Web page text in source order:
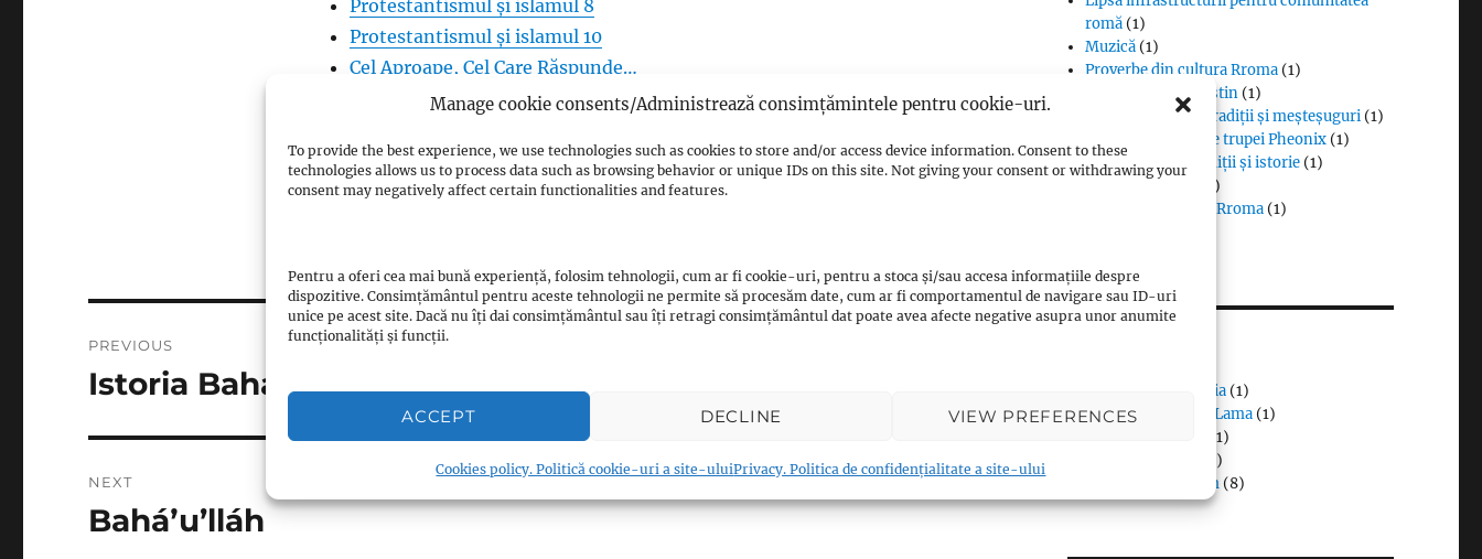
Manage cookie consents/Administrează consimțămintele pentru cookie-uri.
To provide the best experience, we use technologies such as cookies to store and/or access device information. Consent to these
technologies allows us to process data such as browsing behavior or unique IDs on this site. Not giving your consent or withdrawing your
consent may negatively affect certain functionalities and features.
Pentru a oferi cea mai bună experiență, folosim tehnologii, cum ar fi cookie-uri, pentru a stoca și/sau accesa informațiile despre
dispozitive. Consimțământul pentru aceste tehnologii ne permite să procesăm date, cum ar fi comportamentul de navigare sau ID-uri
unice pe acest site. Dacă nu îți dai consimțământul sau îți retragi consimțământul dat poate avea afecte negative asupra unor anumite
funcționalități și funcții.
ACCEPT DECLINE VIEW PREFERENCES
Cookies policy. Politică cookie-uri a site-uluiPrivacy. Politica de confidențialitate a site-ului
Protestantismul și islamul 8
Protestantismul și islamul 10
Cel Aproape, Cel Care Răspunde…
Standardizarea gandirii islamice
navigation
PREVIOUS
Previous
Istoria Baháʼí
NEXT
Next
Baháʼu’lláh
romă (1)
Muzică (1)
Proverbe din cultura Rroma (1)
Romii și cultul creștin (1)
Rromii căldărari: tradiții și meșteșuguri (1)
Rromii în melodiile trupei Pheonix (1)
Rromii slătari: tradiții și istorie (1)
(1)
Steagul oamenilor Rroma (1)
Budismul în Japonia (1)
Interviuri cu Dalai Lama (1)
(1)
(1)
Termeni în budism (8)